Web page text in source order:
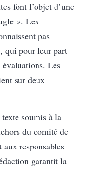
font l’objet d’une
». Les
pas
qui pour leur part
évaluations. Les
sur deux
soumis à la
du comité de
responsables
garantit la